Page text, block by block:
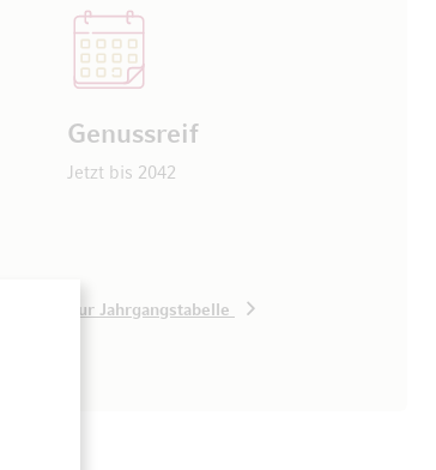
Genussreif
Jetzt bis 2042
Zur Jahrgangstabelle